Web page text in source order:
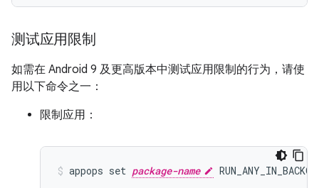
测试应用限制
如需在 Android 9 及更高版本中测试应用限制的行为，请使
用以下命令之一：
限制应用：
appops set package-name